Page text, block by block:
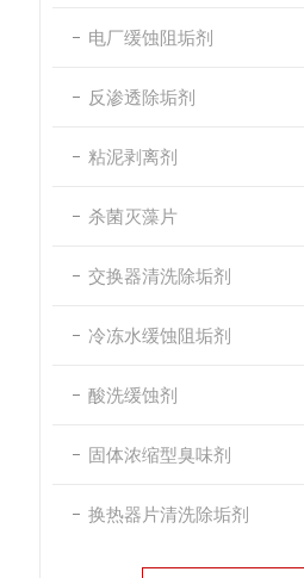
电厂缓蚀阻垢剂
反渗透除垢剂
粘泥剥离剂
杀菌灭藻片
交换器清洗除垢剂
冷冻水缓蚀阻垢剂
酸洗缓蚀剂
固体浓缩型臭味剂
换热器片清洗除垢剂